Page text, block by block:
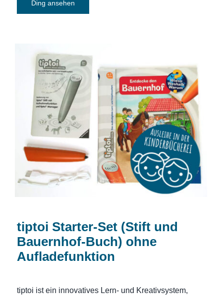
Ding ansehen
tiptoi Starter-Set (Stift und Bauernhof-
Buch) ohne Aufladefunktion
tiptoi Starter-Set (Stift und
Bauernhof-Buch) ohne
Aufladefunktion
tiptoi ist ein innovatives Lern- und Kreativsystem,